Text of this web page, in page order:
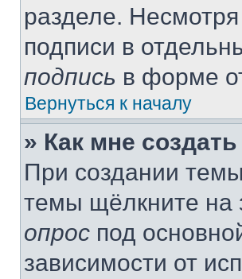
разделе.
подписи в
подпись в форме
Вернуться к началу
» Как мне
При создании
темы щёлкните на
опрос под
зависимости от